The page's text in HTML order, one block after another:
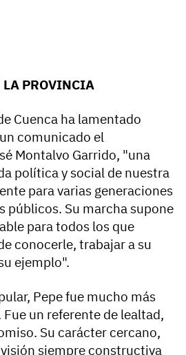
LA PROVINCIA
Cuenca ha lamentado
comunicado el
Montalvo Garrido, "una
política y social de nuestra
para varias generaciones
públicos. Su marcha supone
para todos los que
conocerle, trabajar a su
ejemplo".
Pepe fue mucho más
un referente de lealtad,
Su carácter cercano,
siempre constructiva